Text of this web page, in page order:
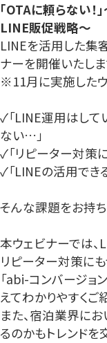
「OTAに頼らない
LINE販促戦略～
LINEを活用した集
ナーを開催いたしま
※11月に実施した
✓「LINE運用はして
ない…」
✓「リピーター対策
✓「LINEの活用でき
そんな課題をお持
本ウェビナーでは
リピーター対策に
「abi-コンバージョ
えてわかりやすくご
また、宿泊業界に
るのかもトレンドを